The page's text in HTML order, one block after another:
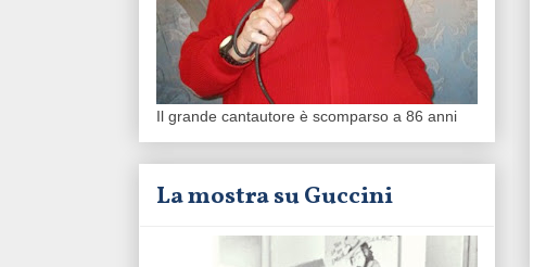
Il grande cantautore è scomparso a 86 anni
La mostra su Guccini